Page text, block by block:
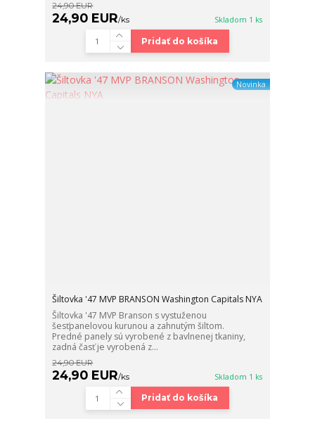
24,90 EUR
24,90 EUR/ks Skladom 1 ks
Pridať do košíka
Novinka
Šiltovka '47 MVP BRANSON Washington Capitals NYA
Šiltovka '47 MVP Branson s vystuženou
šesťpanelovou kurunou a zahnutým šiltom.
Predné panely sú vyrobené z bavlnenej tkaniny,
zadná časť je vyrobená z...
24,90 EUR
24,90 EUR/ks Skladom 1 ks
Pridať do košíka